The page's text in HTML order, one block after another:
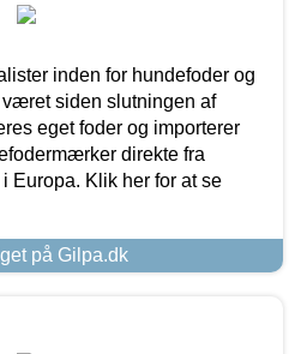
inden for hundefoder og
været siden slutningen af
eget foder og importerer
direkte fra
Europa. Klik her for at se
på Gilpa.dk